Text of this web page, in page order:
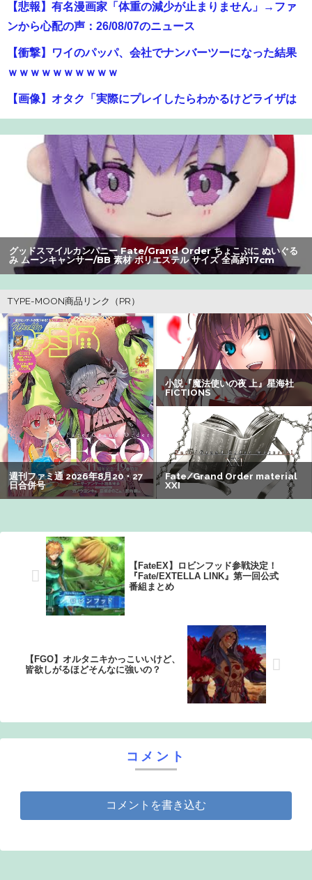
【悲報】有名漫画家「体重の減少が止まりません」→ファ
ンから心配の声：26/08/07のニュース
【衝撃】ワイのパッパ、会社でナンバーツーになった結果
ｗｗｗｗｗｗｗｗｗｗ
【画像】オタク「実際にプレイしたらわかるけどライザは
友達って感じで性的な目では見れないｗ」←これｗｗｗ
ｗ：26/08/06のニュース
【画像】JKダンス部、部員の８割が巨乳のムホホ部だった
ｗｗｗｗ
【爆笑】最近のオスガキ、名前がダサすぎるｗｗｗｗ ：
26/08/05のニュース
みいちゃん、セコカンになる
いいべｗｗｗｗ ：26/08/04のニュース
【悲報】ライザさん、おぱいを触られてしまうｗｗｗｗｗ
ｗｗｗ
【朗報】アマガミの棚町薫さん、最新絵でめっちゃ可愛く
なる：26/08/03のニュース
ぐらんぶる原作最新話、ヤバすぎる
【画像】咲-saki-作者、ようやく『奇乳』に気付くｗｗｗｗ
【謎】アキバが夜のお店だらけになってしまった理由、誰
にも分からないｗｗｗｗ：26/08/08のニュース
グッドスマイルカンパニー Fate/Grand Order ちょこぷに ぬいぐる
み ムーンキャンサー/BB 素材 ポリエステル サイズ 全高約17cm
【FateEX】ロビンフッド参戦決定！
『Fate/EXTELLA LINK』第一回公式
番組まとめ
【FGO】オルタニキかっこいいけど、
皆欲しがるほどそんなに強いの？
コメント
コメントを書き込む